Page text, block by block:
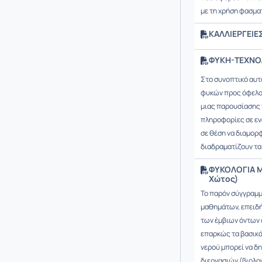
με τη χρήση
ΦΥΚΗ-
Στο συνοπτικό
φυκών προς
μιας παρουσίασης
πληροφορίες σε
σε θέση να
διαδραματίζουν
ΦΥΚΟΛΟΓΙΑ
Χώτος)
Το παρόν
μαθημάτων,
των έμβιων όντων
επαρκώς τα
νερού μπορεί να